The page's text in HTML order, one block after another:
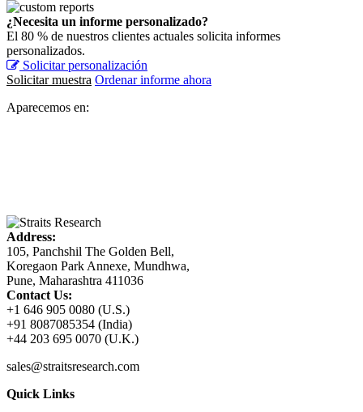
¿Necesita un informe personalizado?
El 80 % de nuestros clientes actuales solicita informes
personalizados.
Solicitar personalización
Solicitar muestra Ordenar informe ahora
Aparecemos en:
Address:
105, Panchshil The Golden Bell,
Koregaon Park Annexe, Mundhwa,
Pune, Maharashtra 411036
Contact Us:
+1 646 905 0080 (U.S.)
+91 8087085354 (India)
+44 203 695 0070 (U.K.)
sales@straitsresearch.com
Quick Links